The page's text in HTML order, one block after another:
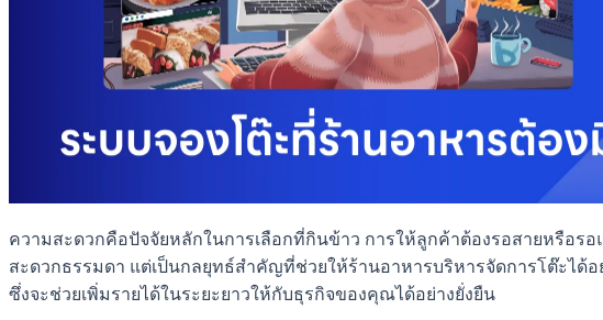
ความสะดวกคือปัจจัยหลักในการเลือกที่กินข้าว การให้ลูกค้าต้องรอสายหรือร
สะดวกธรรมดา แต่เป็นกลยุทธ์สำคัญที่ช่วยให้ร้านอาหารบริหารจัดการโต๊ะไ
ซึ่งจะช่วยเพิ่มรายได้ในระยะยาวให้กับธุรกิจของคุณได้อย่างยั่งยืน